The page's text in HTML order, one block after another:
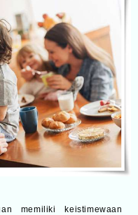
memiliki keistimewaan